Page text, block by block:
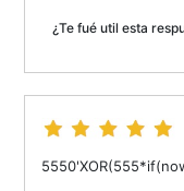
¿Te fué util esta